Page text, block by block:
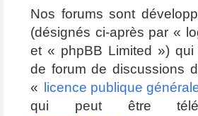
Nos forums sont
(désignés ci-après par «
et « phpBB Limited ») qui
de forum de discussions
«
licence publique
qui peut être